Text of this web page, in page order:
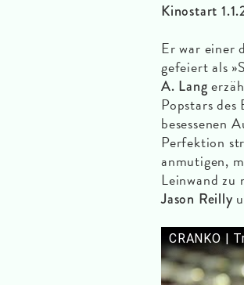
Kinostart
Er war einer
gefeiert als
A. Lang
Popstars
besessenen
Perfektion
anmutigen,
Leinwand zu
Jason Reilly
CRANKO |